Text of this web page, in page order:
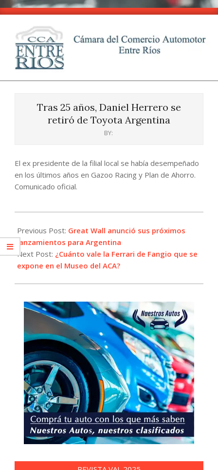
Skip
content
CCA
EntreTras 25 años, Daniel Herrero se
retiró de Toyota Argentina
BY:
El ex presidente de la filial local se había desempeñado
en los últimos años en Gazoo Racing y Plan de Ahorro.
Comunicado oficial.
07-
26
Previous Post: Great Wall anunció sus próximos
lanzamientos para Argentina
Next Post: ¿Cuánto vale la Ferrari de Fangio que se
expone en el Museo del ACA?